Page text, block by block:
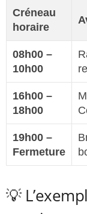
Créneau
horaire
08h00 –
10h00
16h00 –
18h00
19h00 –
Fermeture
💡